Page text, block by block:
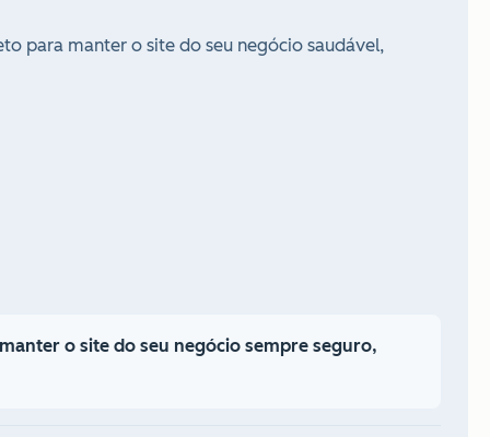
para manter o site do seu negócio saudável,
o site do seu negócio sempre seguro,